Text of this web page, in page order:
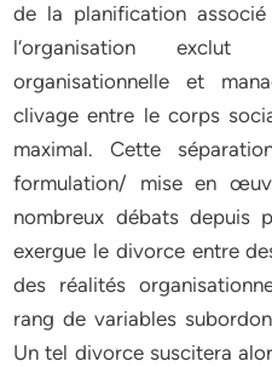
de la planification
l‘organisation
organisationnelle et
clivage entre le corps
maximal. Cette
formulation/ mise en
nombreux débats depuis
exergue le divorce entre
des réalités
rang de variables
Un tel divorce suscitera